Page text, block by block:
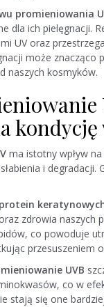
promieniowania
dla ich pielęgnacji.
UV oraz
może znacząco
naszych kosmyków.
kondycję
ma istotny wpływ
i degradacji.
protein
zdrowia naszych
co powoduje
przesuszeniem
UVB
co w
stają się one